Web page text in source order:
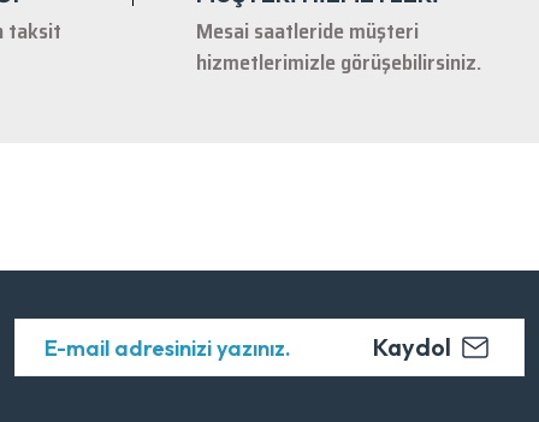
taksit
Mesai saatleride müşteri
hizmetlerimizle görüşebilirsiniz.
Kaydol